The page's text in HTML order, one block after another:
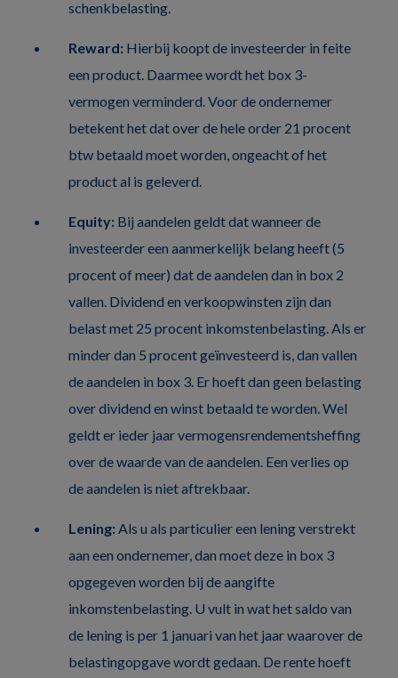
schenkbelasting.
Reward:Hierbij koopt de investeerder in feite
een product. Daarmee wordt het box 3-
vermogen verminderd. Voor de ondernemer
betekent het dat over de hele order 21 procent
btw betaald moet worden, ongeacht of het
product al is geleverd.
Equity:Bij aandelen geldt dat wanneer de
investeerder een aanmerkelijk belang heeft (5
procent of meer) dat de aandelen dan in box 2
vallen. Dividend en verkoopwinsten zijn dan
belast met 25 procent inkomstenbelasting. Als er
minder dan 5 procent geïnvesteerd is, dan vallen
de aandelen in box 3. Er hoeft dan geen belasting
over dividend en winst betaald te worden. Wel
geldt er ieder jaar vermogensrendementsheffing
over de waarde van de aandelen. Een verlies op
de aandelen is niet aftrekbaar.
Lening:Als u als particulier een lening verstrekt
aan een ondernemer, dan moet deze in box 3
opgegeven worden bij de aangifte
inkomstenbelasting. U vult in wat het saldo van
de lening is per 1 januari van het jaar waarover de
belastingopgave wordt gedaan. De rente hoeft